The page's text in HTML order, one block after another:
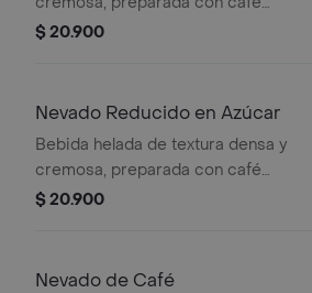
espresso, galleta oreo, mezcla láctea,
$ 20.900
Nevado Reducido en Azúcar
Bebida helada de textura densa y
cremosa, preparada con café
espresso, mezcla láctea reducida en
$ 20.900
Nevado de Café